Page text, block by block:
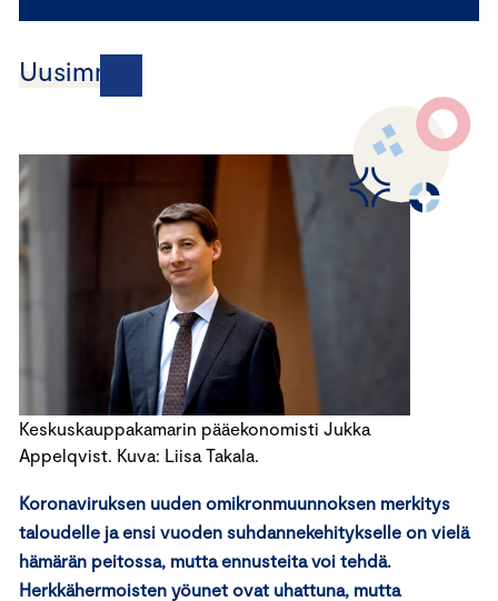
Uusimmat
Keskuskauppakamarin pääekonomisti Jukka
Appelqvist. Kuva: Liisa Takala.
Koronaviruksen uuden omikronmuunnoksen merkitys
taloudelle ja ensi vuoden suhdannekehitykselle on vielä
hämärän peitossa, mutta ennusteita voi tehdä.
Herkkähermoisten yöunet ovat uhattuna, mutta